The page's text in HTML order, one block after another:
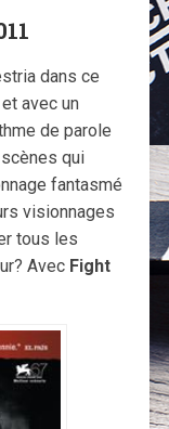
dans ce
avec un
de parole
qui
fantasmé
visionnages
tous les
Avec Fight